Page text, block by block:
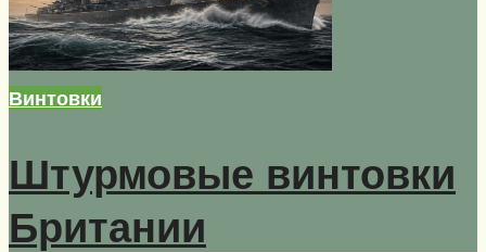
Винтовки
Штурмовые винтовки
Британии